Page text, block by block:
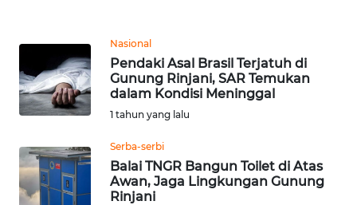
Nasional
Pendaki Asal Brasil Terjatuh di
Gunung Rinjani, SAR Temukan
dalam Kondisi Meninggal
1 tahun yang lalu
Serba-serbi
Balai TNGR Bangun Toilet di Atas
Awan, Jaga Lingkungan Gunung
Rinjani
KONTAK
KAMI
INFO
IKLAN